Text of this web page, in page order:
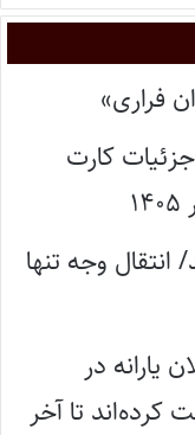
فراری»
کارت
انتقال وجه تنها
یارانه در
کرده‌اند تا آخر